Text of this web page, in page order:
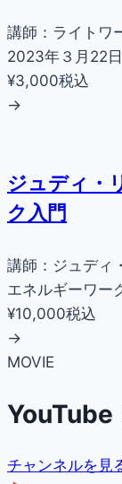
講師：ライトワ
2023年３月22
¥3,000税込
→
ジュディ・
ク入門
講師：ジュディ
エネルギーワー
¥10,000税込
→
MOVIE
YouTube
チャンネルを見